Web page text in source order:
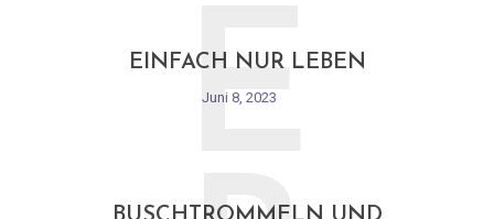
EINFACH NUR LEBEN
Juni 8, 2023
E